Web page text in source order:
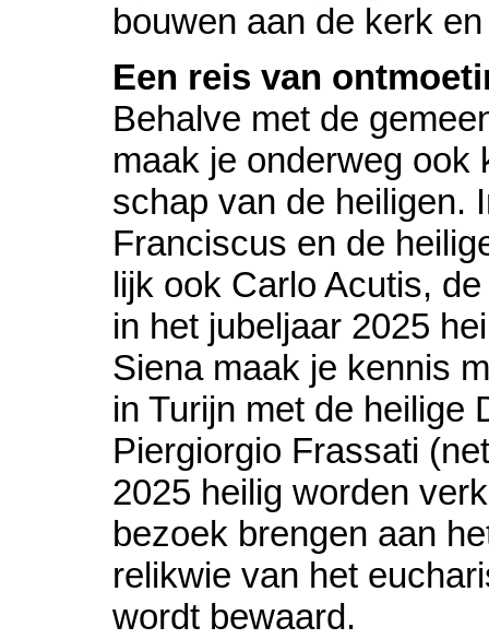
bouwen aan de kerk
Een reis van
Behalve met de
maak je onderweg
schap van de heiligen.
Fran­cis­cus en de
lijk ook Carlo Acutis, de
in het jubel­jaar 2025
Siena maak je kennis
in Turijn met de heilige
Piergiorgio Frassati
2025 heilig wor­den
bezoek brengen aan
reli­kwie van het
wordt bewaard.